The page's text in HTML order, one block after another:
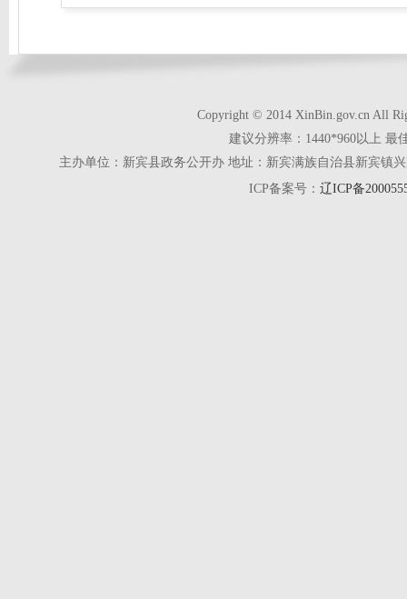
Copyright © 2014 XinBin.gov.cn All
建议分辨率：1440*960以上 最
主办单位：新宾县政务公开办 地址：新宾满族自治县新宾镇
ICP备案号： 辽ICP备